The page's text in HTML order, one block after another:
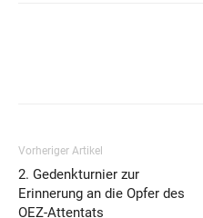
Vorheriger Artikel
2. Gedenkturnier zur
Erinnerung an die Opfer des
OEZ-Attentats